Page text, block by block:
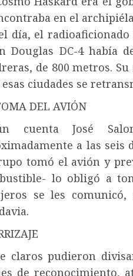
en el
día, el
Douglas DC-4 había
de 800 metros.
esas ciudades se
DEL AVIÓN
cuenta José
a las seis
tomó el avión y
lo obligó a
se les
claros pudieron
de reconocimiento,